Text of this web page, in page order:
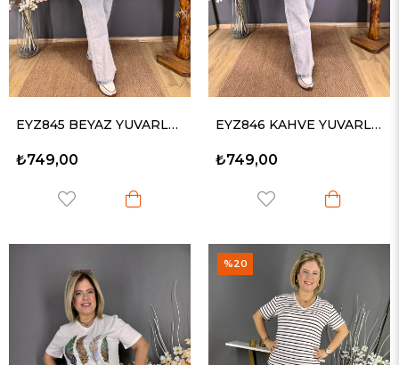
EYZ845 BEYAZ YUVARLAK İNCİLİ PENYE TİŞORT
₺749,00
EYZ846 KAHVE YUVARLAK İNCİLİ PENYE TİŞORT
₺749,00
%20